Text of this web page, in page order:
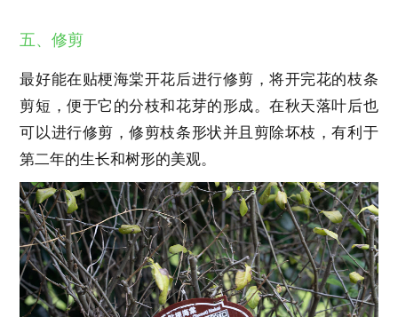
五、修剪
最好能在贴梗海棠开花后进行修剪，将开完花的枝条
剪短，便于它的分枝和花芽的形成。在秋天落叶后也
可以进行修剪，修剪枝条形状并且剪除坏枝，有利于
第二年的生长和树形的美观。